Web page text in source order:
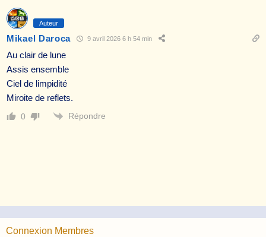
Auteur
Mikael Daroca 9 avril 2026 6 h 54 min
Au clair de lune
Assis ensemble
Ciel de limpidité
Miroite de reflets.
0 Répondre
Connexion Membres